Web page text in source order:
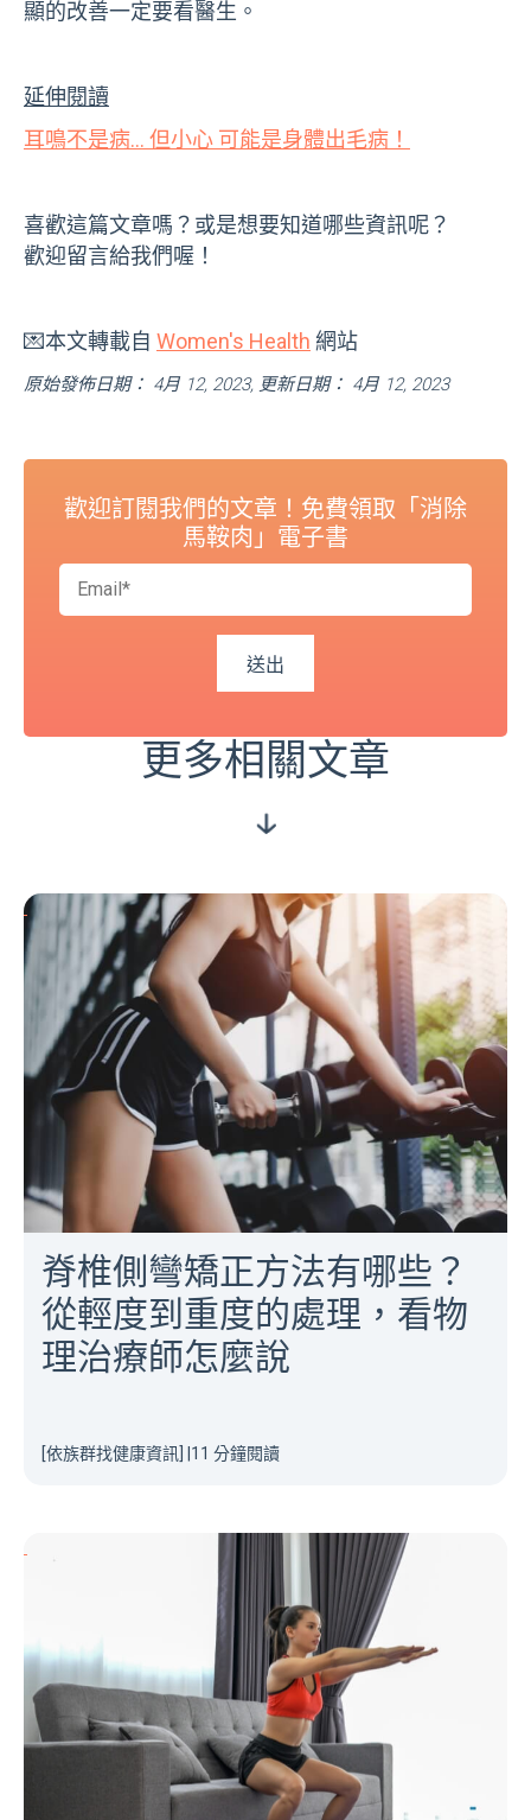
顯的改善一定要看醫生。
延伸閱讀
耳鳴不是病... 但小心 可能是身體出毛病！
喜歡這篇文章嗎？或是想要知道哪些資訊呢？
歡迎留言給我們喔！
💌本文轉載自 Women's Health 網站
原始發佈日期： 4月 12, 2023, 更新日期： 4月 12, 2023
歡迎訂閱我們的文章！免費領取「消除
馬鞍肉」電子書
更多相關文章
脊椎側彎矯正方法有哪些？
從輕度到重度的處理，看物
理治療師怎麼說
[依族群找健康資訊] 11 分鐘閱讀